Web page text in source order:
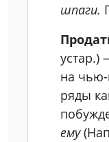
шпаги.
устар.)
на чью-
ряды
ему